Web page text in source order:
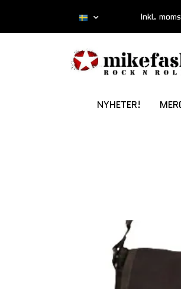
Inkl. moms
NYHETER!